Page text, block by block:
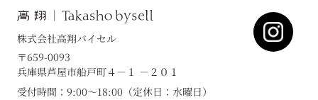
株式会社高翔バイセル
〒659-0093
兵庫県芦屋市船戸町４－１ －２０１
受付時間：9:00～18:00（定休日：水曜日）